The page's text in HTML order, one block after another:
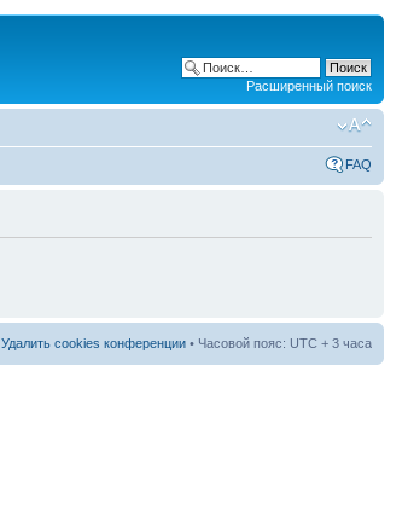
Расширенный поиск
FAQ
Удалить cookies конференции • Часовой пояс: UTC + 3 часа